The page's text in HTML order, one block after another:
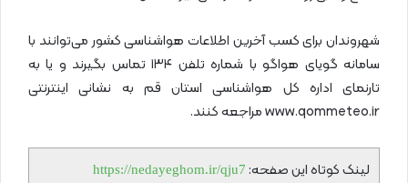
شهروندان برای کسب آخرین اطلاعات هواشناسی کشور می‌توانند با
سامانه گویای هواگو با شماره تلفن ۱۳۴ تماس بگیرند و یا به
تارنمای اداره کل هواشناسی استان قم به نشانی اینترنتی
www.qommeteo.ir مراجعه کنند.
لینک کوتاه این صفحه: https://nedayeghom.ir/qju7